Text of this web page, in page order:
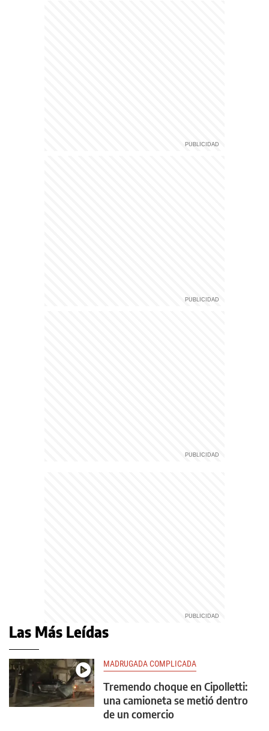
Las Más Leídas
MADRUGADA COMPLICADA
Tremendo choque en Cipolletti:
una camioneta se metió dentro
de un comercio